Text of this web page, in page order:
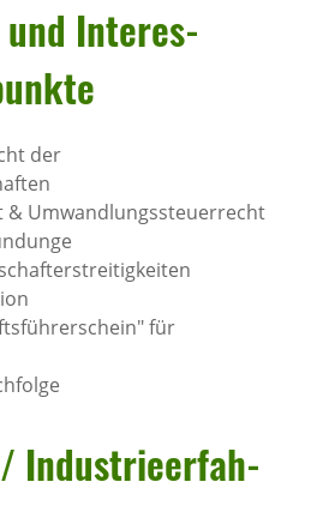
und Inter­es­
der
& Umwandlungssteuerrecht
für
Indus­trie­er­fah­